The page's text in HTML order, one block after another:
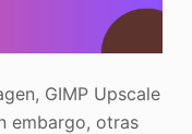
GIMP Upscale
embargo, otras